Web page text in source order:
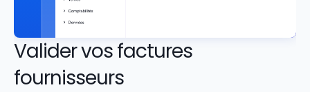
Valider vos factures
fournisseurs